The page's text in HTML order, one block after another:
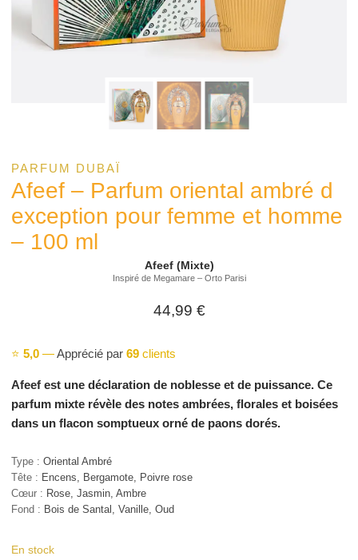
PARFUM DUBAÏ
Afeef – Parfum oriental ambré d
exception pour femme et homme
– 100 ml
Afeef (Mixte)
Inspiré de Megamare – Orto Parisi
44,99 €
⭐ 5,0—Apprécié par 69clients
Afeef est une déclaration de noblesse et de puissance. Ce
parfum mixte révèle des notes ambrées, florales et boisées
dans un flacon somptueux orné de paons dorés.
Type : Oriental Ambré
Tête : Encens, Bergamote, Poivre rose
Cœur : Rose, Jasmin, Ambre
Fond : Bois de Santal, Vanille, Oud
En stock